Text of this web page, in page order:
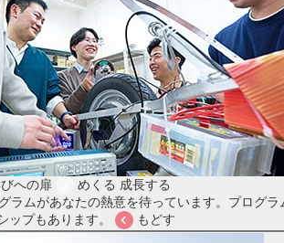
への扉 めくる 成長する
ラムがあなたの熱意を待っています。プログ
ップもあります。
もどす